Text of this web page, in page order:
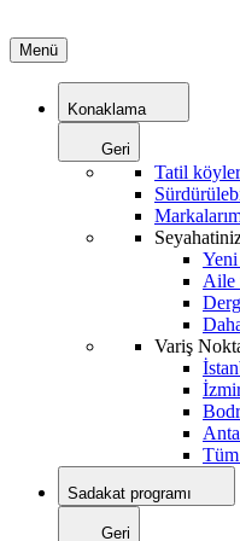
Menü
Konaklama
Geri
Tatil
Yeni
Aile
Variş
Tüm
Sadakat programı
Geri